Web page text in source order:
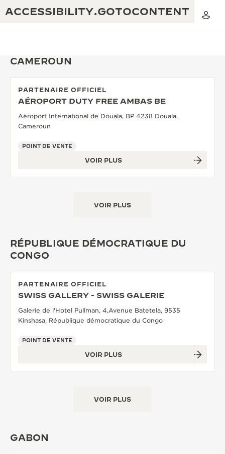
ACCESSIBILITY.GOTOCONTENT
GARANTIE DES MONTRES
THE REVERSO 1931 CAFÉ
EXPOSITION « THE PERPETUAL
LE VIRTUOSE DU SON
L’ODYSSÉE SIDÉRALE
LE PIONNIER DE LA PRÉCISION
EXCELLENCE : PLUS DE 190 ANS
INGÉNIOSITÉ : PLUS DE 1 400 CALIBRES
CAMEROUN
PARTENAIRE OFFICIEL
AÉROPORT DUTY FREE AMBAS BE
Aéroport International de Douala, BP 4238 Douala,
Cameroun
POINT DE VENTE
VOIR PLUS
VOIR PLUS
RÉPUBLIQUE DÉMOCRATIQUE DU
CONGO
PARTENAIRE OFFICIEL
SWISS GALLERY - SWISS GALERIE
Galerie de l'Hotel Pullman, 4,Avenue Batetela, 9535
Kinshasa, République démocratique du Congo
POINT DE VENTE
VOIR PLUS
VOIR PLUS
GABON